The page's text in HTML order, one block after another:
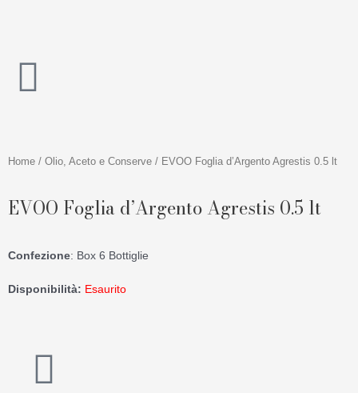
Home / Olio, Aceto e Conserve / EVOO Foglia d’Argento Agrestis 0.5 lt
EVOO Foglia d’Argento Agrestis 0.5 lt
Confezione: Box 6 Bottiglie
Disponibilità: Esaurito
I